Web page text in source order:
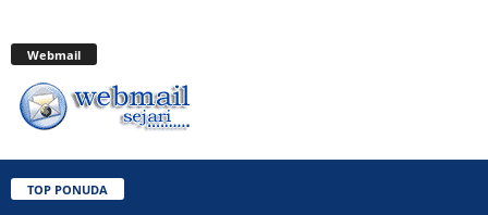
Webmail
TOP PONUDA